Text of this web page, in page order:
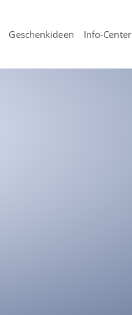
Geschenkideen Info-Center